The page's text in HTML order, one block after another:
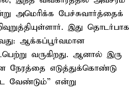
அமெரிக்க பேச்சுவார்த்தைக்
இது தொடர்பாக
ஆக்கப்பூர்வமான
வருகிறது. ஆனால் இரு
நேரத்தை எடுத்துக்கொண்டு
வேண்டும்” என்று